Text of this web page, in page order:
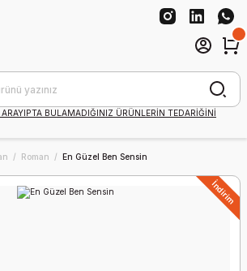
BULAMADIĞINIZ ÜRÜNLERİN TEDARİĞİNİ
Roman En Güzel Ben Sensin
İndirim